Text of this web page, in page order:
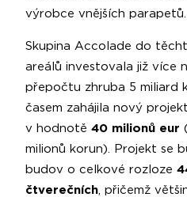
výrobce vnějších
Skupina Accolade do
areálů investovala již více
přepočtu zhruba 5 miliard
časem zahájila nový
v hodnotě 40 milionů eur
milionů korun). Projekt se
budov o celkové rozloze
čtverečních , přičemž